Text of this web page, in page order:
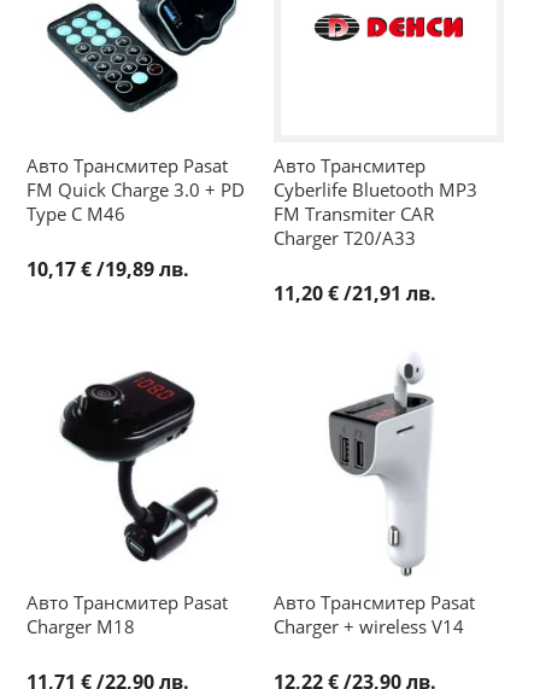
Авто Трансмитер Pasat
FM Quick Charge 3.0 + PD
Type C M46
10,17 €/19,89 лв.
Авто Трансмитер
Cyberlife Bluetooth MP3
FM Transmiter CAR
Charger T20/A33
11,20 €/21,91 лв.
Авто Трансмитер Pasat
Charger M18
11,71 €/22,90 лв.
Авто Трансмитер Pasat
Charger + wireless V14
12,22 €/23,90 лв.